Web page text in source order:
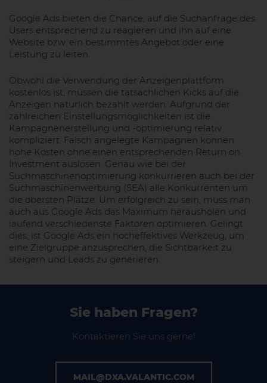
Google Ads bieten die Chance, auf die Suchanfrage des
Users entsprechend zu reagieren und ihn auf eine
Website bzw. ein bestimmtes Angebot oder eine
Leistung zu leiten.
Obwohl die Verwendung der Anzeigenplattform
kostenlos ist, müssen die tatsächlichen Kicks auf die
Anzeigen natürlich bezahlt werden. Aufgrund der
zahlreichen Einstellungsmöglichkeiten ist die
Kampagnenerstellung und -optimierung relativ
kompliziert. Falsch angelegte Kampagnen können
hohe Kosten ohne einen entsprechenden Return on
Investment auslösen. Genau wie bei der
Suchmaschinenoptimierung konkurrieren auch bei der
Suchmaschinenwerbung (SEA) alle Konkurrenten um
die obersten Plätze. Um erfolgreich zu sein, muss man
auch aus Google Ads das Maximum herausholen und
laufend verschiedenste Faktoren optimieren. Gelingt
dies, ist Google Ads ein hocheffektives Werkzeug, um
eine Zielgruppe anzusprechen, die Sichtbarkeit zu
steigern und Leads zu generieren.
Sie haben Fragen?
Kontaktieren Sie uns gerne!
MAIL@DXA.VALANTIC.COM